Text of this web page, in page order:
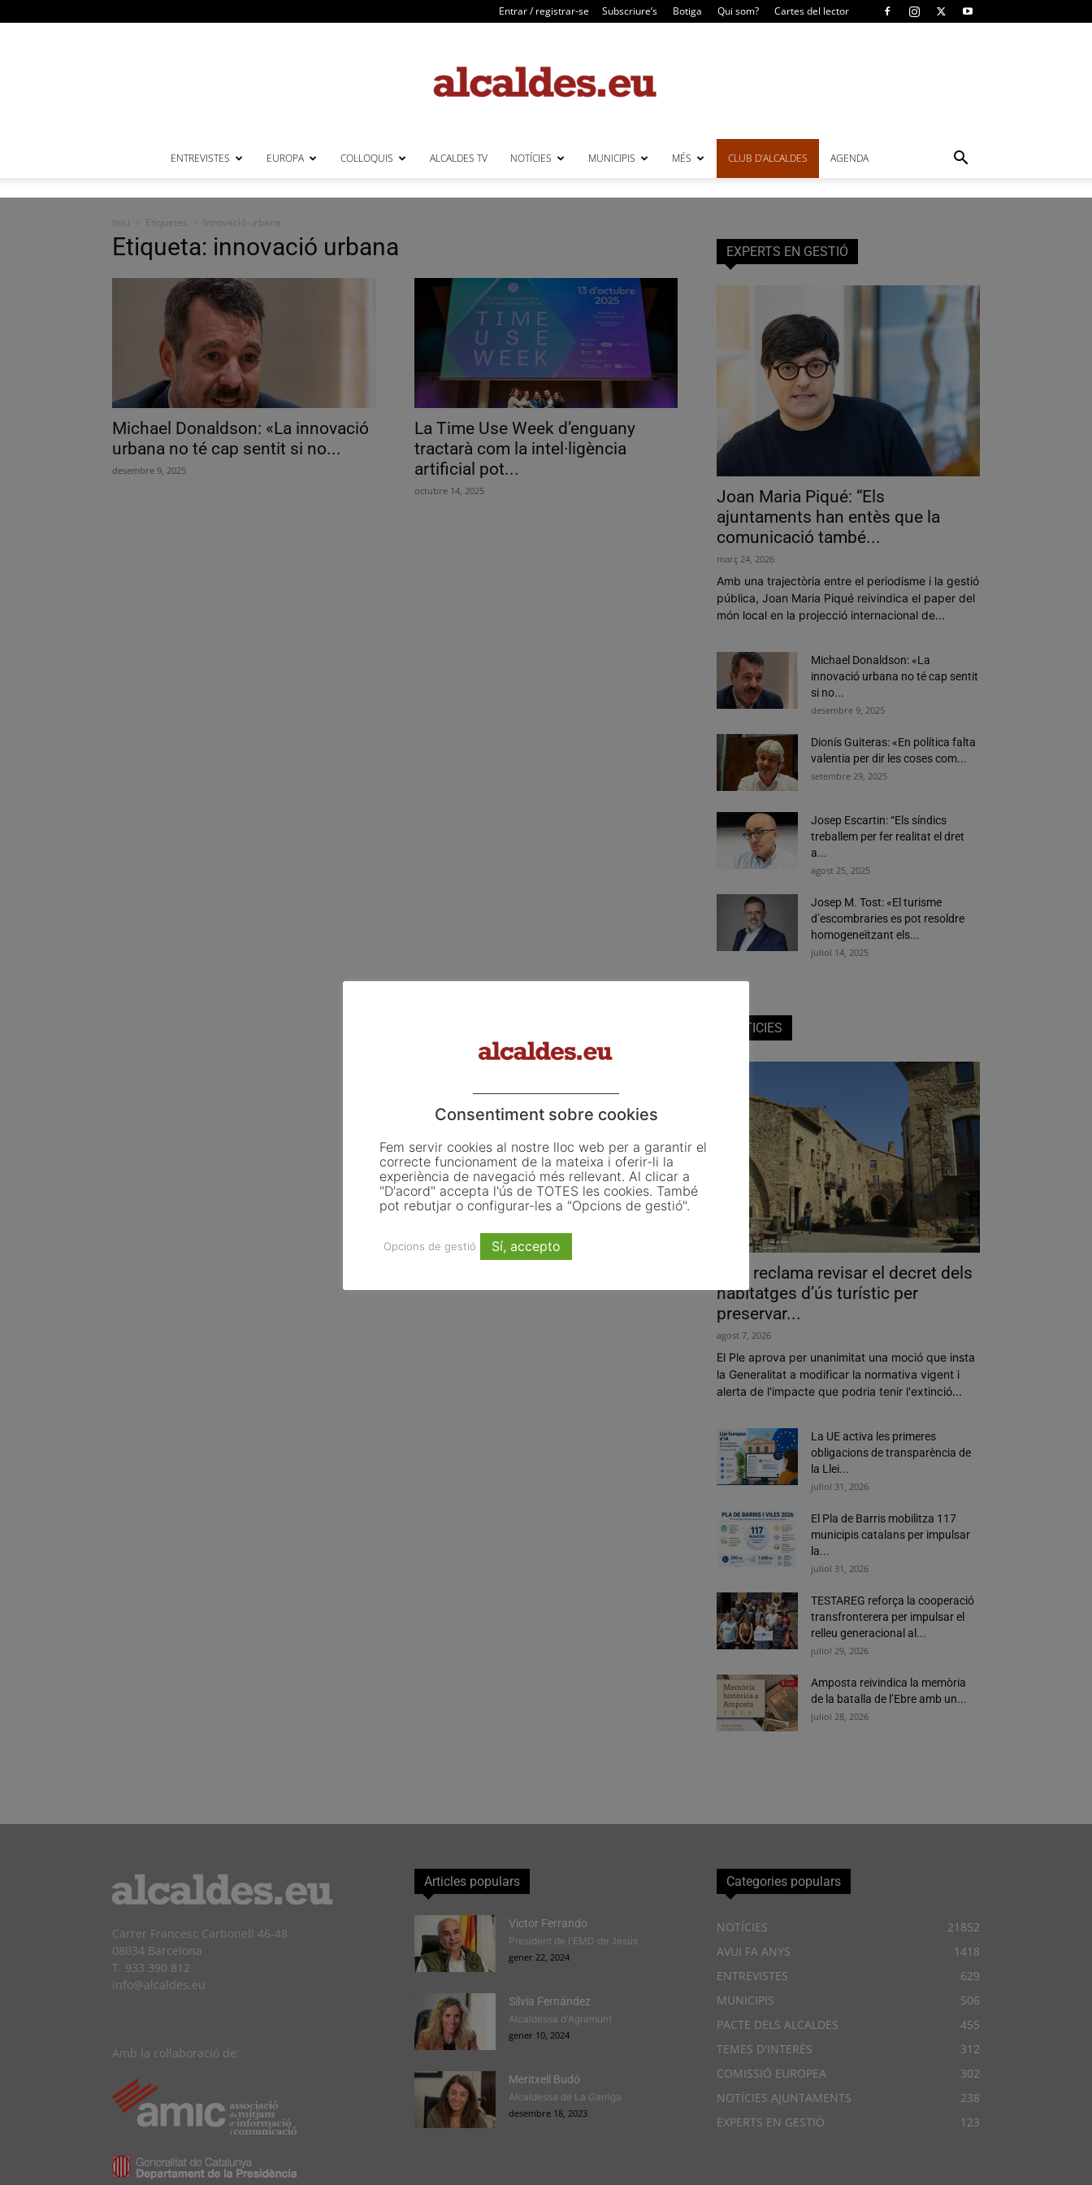
Entrar / registrar-se Subscriure’s Botiga Qui som? Cartes del lector
ENTREVISTES EUROPA COL·LOQUIS ALCALDES TV NOTÍCIES MUNICIPIS MÉS CLUB D’ALCALDES AGENDA
Inici Etiquetes Innovació urbana
Etiqueta: innovació urbana
Michael Donaldson: «La innovació
urbana no té cap sentit si no...
desembre 9, 2025
La Time Use Week d’enguany
tractarà com la intel·ligència
artificial pot...
octubre 14, 2025
EXPERTS EN GESTIÓ
Joan Maria Piqué: “Els
ajuntaments han entès que la
comunicació també...
març 24, 2026
Amb una trajectòria entre el periodisme i la gestió
pública, Joan Maria Piqué reivindica el paper del
món local en la projecció internacional de...
Michael Donaldson: «La
innovació urbana no té cap sentit
si no...
desembre 9, 2025
Dionís Guiteras: «En política falta
valentia per dir les coses com...
setembre 29, 2025
Josep Escartin: “Els síndics
treballem per fer realitat el dret
a...
agost 25, 2025
Josep M. Tost: «El turisme
d’escombraries es pot resoldre
homogeneïtzant els...
juliol 14, 2025
NOTICIES
Pals reclama revisar el decret dels
habitatges d’ús turístic per
preservar...
agost 7, 2026
El Ple aprova per unanimitat una moció que insta
la Generalitat a modificar la normativa vigent i
alerta de l'impacte que podria tenir l'extinció...
La UE activa les primeres
obligacions de transparència de
la Llei...
juliol 31, 2026
El Pla de Barris mobilitza 117
municipis catalans per impulsar
la...
juliol 31, 2026
TESTAREG reforça la cooperació
transfronterera per impulsar el
relleu generacional al...
juliol 29, 2026
Amposta reivindica la memòria
de la batalla de l’Ebre amb un...
juliol 28, 2026
Carrer Francesc Carbonell 46-48
08034 Barcelona
T. 933 390 812
info@alcaldes.eu
Amb la col·laboració de:
Articles populars
Victor Ferrando
President de l'EMD de Jesús
gener 22, 2024
Sílvia Fernández
Alcaldessa d'Agramunt
gener 10, 2024
Meritxell Budó
Alcaldessa de La Garriga
desembre 18, 2023
Categories populars
NOTÍCIES
21852
AVUI FA ANYS
1418
ENTREVISTES
629
MUNICIPIS
506
PACTE DELS ALCALDES
455
TEMES D'INTERÈS
312
COMISSIÓ EUROPEA
302
NOTÍCIES AJUNTAMENTS
238
EXPERTS EN GESTIÓ
123
Consentiment sobre cookies
Fem servir cookies al nostre lloc web per a garantir el
correcte funcionament de la mateixa i oferir-li la
experiència de navegació més rellevant. Al clicar a
"D'acord" accepta l'ús de TOTES les cookies. També
pot rebutjar o configurar-les a "Opcions de gestió".
Opcions de gestió Sí, accepto